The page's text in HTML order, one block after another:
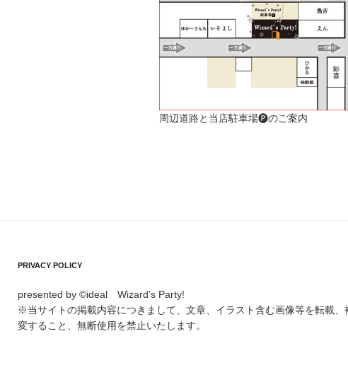
周辺道路と当店駐車場🅟のご案内
PRIVACY POLICY
presented by ©ideal Wizard’s Party!
※当サイトの掲載内容につきまして、文章、イラスト含む画像等を転載、
変すること、無断使用を禁止いたします。